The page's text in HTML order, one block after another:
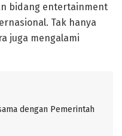
bidang entertainment
Tak hanya
juga mengalami
dengan Pemerintah